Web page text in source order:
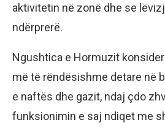
aktivitetin në zonë dhe se
ndërprerë.
Ngushtica e Hormuzit
më të rëndësishme detare në
e naftës dhe gazit, ndaj çdo
funksionimin e saj ndiqet me